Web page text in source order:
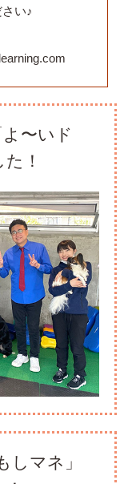
い♪
〜いド
！
しマネ」